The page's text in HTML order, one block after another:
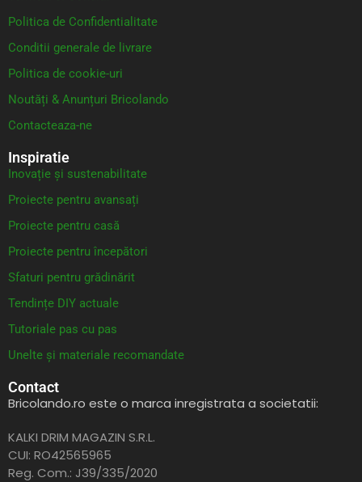
Politica de Confidentialitate
Conditii generale de livrare
Politica de cookie-uri
Noutăți & Anunțuri Bricolando
Contacteaza-ne
Inspiratie
Inovație și sustenabilitate
Proiecte pentru avansați
Proiecte pentru casă
Proiecte pentru începători
Sfaturi pentru grădinărit
Tendințe DIY actuale
Tutoriale pas cu pas
Unelte și materiale recomandate
Contact
Bricolando.ro este o marca inregistrata a societatii:
KALKI DRIM MAGAZIN S.R.L.
CUI: RO42565965
Reg. Com.: J39/335/2020